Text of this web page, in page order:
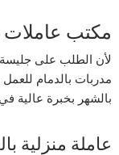
مكتب عاملات
لأن الطلب على جليسة
مدربات بالدمام للعمل
بالشهر بخبرة عالية في
عاملة منزلية